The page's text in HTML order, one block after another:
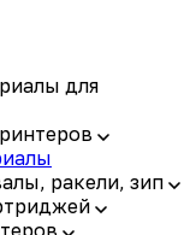
для
ракели, зип